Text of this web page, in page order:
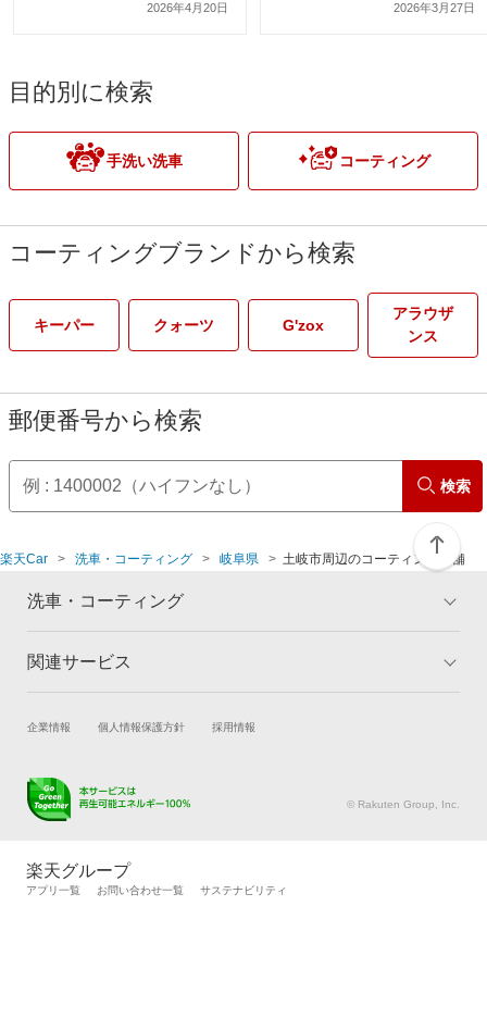
2026年4月20日 2026年3月27日
目的別に検索
手洗い洗車 コーティング
コーティングブランドから検索
キーパー クォーツ G'zox
アラウザ
ンス
郵便番号から検索
検索
楽天Car 洗車・コーティング 岐阜県 土岐市周辺のコーティング店舗
洗車・コーティング
トップ
コーティングとは コーティング診断
よくある質問
関連サービス
試乗・商談 新車購入
キズ修理予約
メンテナンス管理
タイヤ交換サービス
自動車カタログ 自動車保険
企業情報 個人情報保護方針 採用情報
© Rakuten Group, Inc.
楽天グループ
アプリ一覧 お問い合わせ一覧 サステナビリティ